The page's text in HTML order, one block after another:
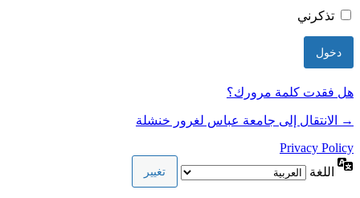
تذكرني
هل فقدت كلمة مرورك؟
→ الانتقال إلى جامعة عباس لغرور خنشلة
Privacy Policy
اللغة